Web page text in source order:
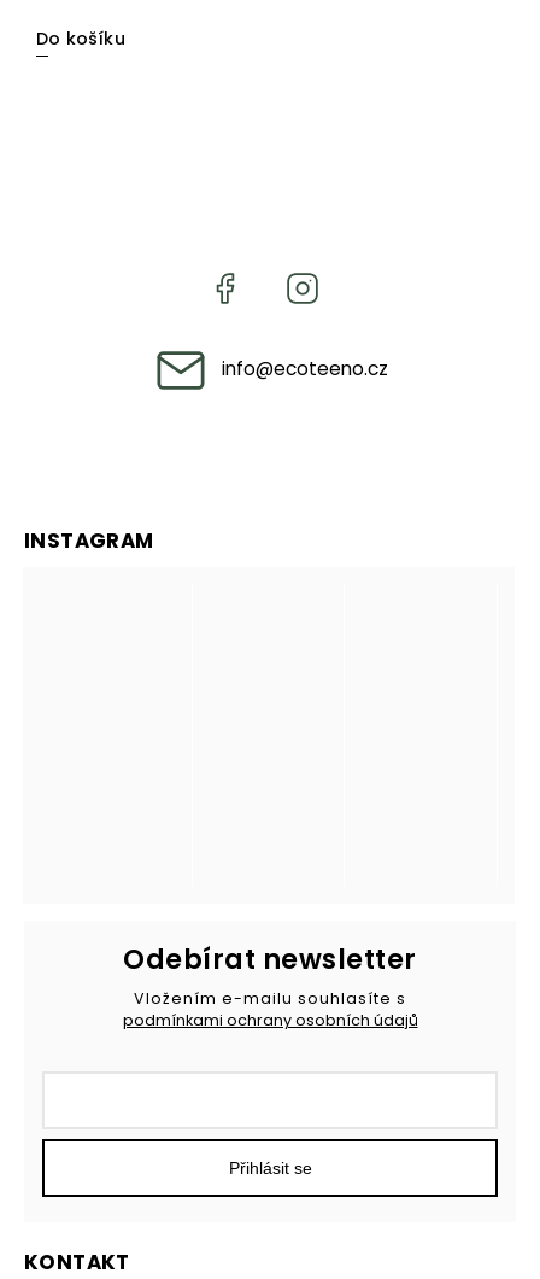
Do košíku
info@ecoteeno.cz
INSTAGRAM
KONTAKT
Odebírat newsletter
Vložením e-mailu souhlasíte s
podmínkami ochrany osobních údajů
Přihlásit se